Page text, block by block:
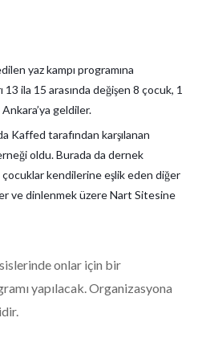
yaz kampı programına
13 ila 15 arasında değişen 8 çocuk, 1
geldiler.
Kaffed tarafından karşılanan
oldu. Burada da dernek
çocuklar kendilerine eşlik eden diğer
ve dinlenmeküzere Nart Sitesine
onlar için bir
yapılacak. Organizasyona